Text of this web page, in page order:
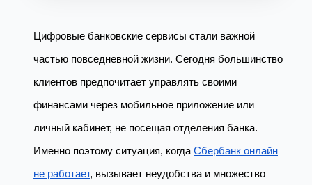
Цифровые банковские сервисы стали важной
частью повседневной жизни. Сегодня большинство
клиентов предпочитает управлять своими
финансами через мобильное приложение или
личный кабинет, не посещая отделения банка.
Именно поэтому ситуация, когда Сбербанк онлайн
не работает, вызывает неудобства и множество